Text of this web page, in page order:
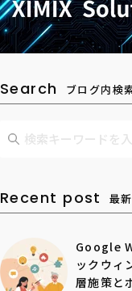
Search ブログ内検
Recent post 最
Google
ックウィ
層施策と